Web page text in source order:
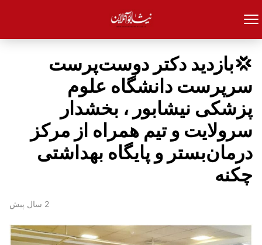
💢بازدید دکتر دوست‌پرست
سرپرست دانشگاه علوم
پزشکی نیشابور ، بخشدار
سرولایت و تیم همراه از مرکز
درمان‌بستر و پایگاه بهداشتی
چکنه
2 سال پیش